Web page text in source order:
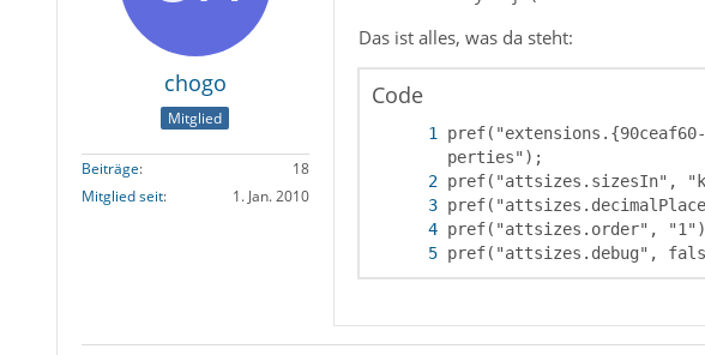
chogo
Mitglied
Beiträge
18
Mitglied seit
1. Jan. 2010
Das ist alles, was da steht:
Code
pref("attsizes.debug",